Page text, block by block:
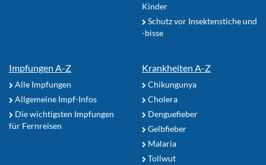
Kinder
Schutz vor Insektenstiche und
-bisse
Impfungen A-Z
Alle Impfungen
Allgemeine Impf-Infos
Die wichtigsten Impfungen
für Fernreisen
Krankheiten A-Z
Chikungunya
Cholera
Denguefieber
Gelbfieber
Malaria
Tollwut